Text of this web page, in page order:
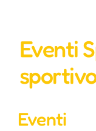
Eventi
Eventi